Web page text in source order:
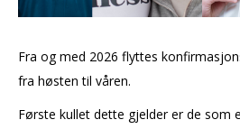
Fra og med 2026 flyttes
fra høsten til våren.
Første kullet dette gjelder er de som